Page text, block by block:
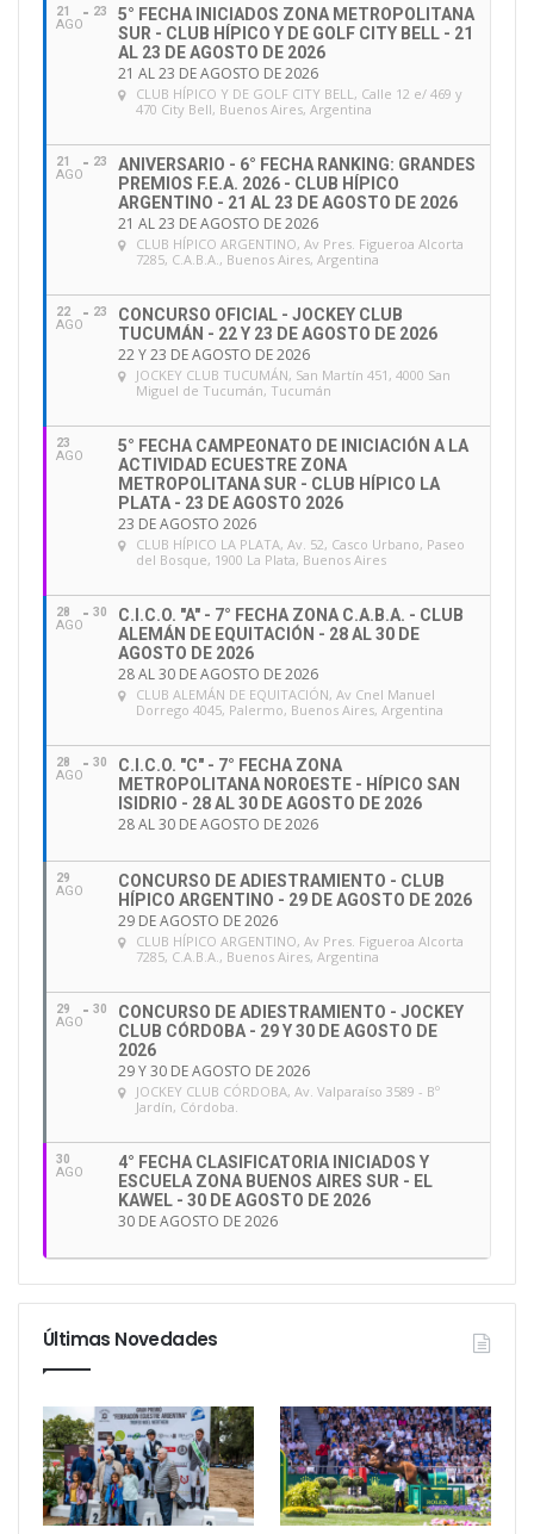
21
AGO
23
5° FECHA INICIADOS ZONA METROPOLITANA
SUR - CLUB HÍPICO Y DE GOLF CITY BELL - 21
AL 23 DE AGOSTO DE 2026
21 AL 23 DE AGOSTO DE 2026
CLUB HÍPICO Y DE GOLF CITY BELL, Calle 12 e/ 469 y
470 City Bell, Buenos Aires, Argentina
21
AGO
23
ANIVERSARIO - 6° FECHA RANKING: GRANDES
PREMIOS F.E.A. 2026 - CLUB HÍPICO
ARGENTINO - 21 AL 23 DE AGOSTO DE 2026
21 AL 23 DE AGOSTO DE 2026
CLUB HÍPICO ARGENTINO, Av Pres. Figueroa Alcorta
7285, C.A.B.A., Buenos Aires, Argentina
22
AGO
23
CONCURSO OFICIAL - JOCKEY CLUB
TUCUMÁN - 22 Y 23 DE AGOSTO DE 2026
22 Y 23 DE AGOSTO DE 2026
JOCKEY CLUB TUCUMÁN, San Martín 451, 4000 San
Miguel de Tucumán, Tucumán
23
AGO
5° FECHA CAMPEONATO DE INICIACIÓN A LA
ACTIVIDAD ECUESTRE ZONA
METROPOLITANA SUR - CLUB HÍPICO LA
PLATA - 23 DE AGOSTO 2026
23 DE AGOSTO 2026
CLUB HÍPICO LA PLATA, Av. 52, Casco Urbano, Paseo
del Bosque, 1900 La Plata, Buenos Aires
28
AGO
30
C.I.C.O. "A" - 7° FECHA ZONA C.A.B.A. - CLUB
ALEMÁN DE EQUITACIÓN - 28 AL 30 DE
AGOSTO DE 2026
28 AL 30 DE AGOSTO DE 2026
CLUB ALEMÁN DE EQUITACIÓN, Av Cnel Manuel
Dorrego 4045, Palermo, Buenos Aires, Argentina
28
AGO
30
C.I.C.O. "C" - 7° FECHA ZONA
METROPOLITANA NOROESTE - HÍPICO SAN
ISIDRIO - 28 AL 30 DE AGOSTO DE 2026
28 AL 30 DE AGOSTO DE 2026
29
AGO
CONCURSO DE ADIESTRAMIENTO - CLUB
HÍPICO ARGENTINO - 29 DE AGOSTO DE 2026
29 DE AGOSTO DE 2026
CLUB HÍPICO ARGENTINO, Av Pres. Figueroa Alcorta
7285, C.A.B.A., Buenos Aires, Argentina
29
AGO
30
CONCURSO DE ADIESTRAMIENTO - JOCKEY
CLUB CÓRDOBA - 29 Y 30 DE AGOSTO DE
2026
29 Y 30 DE AGOSTO DE 2026
JOCKEY CLUB CÓRDOBA, Av. Valparaíso 3589 - Bº
Jardín, Córdoba.
30
AGO
4° FECHA CLASIFICATORIA INICIADOS Y
ESCUELA ZONA BUENOS AIRES SUR - EL
KAWEL - 30 DE AGOSTO DE 2026
30 DE AGOSTO DE 2026
Últimas Novedades